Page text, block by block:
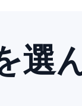
選